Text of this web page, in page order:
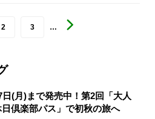
2 3 …
日(月)まで発売中！第2回「大人
倶楽部パス」で初秋の旅へ